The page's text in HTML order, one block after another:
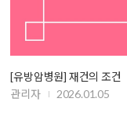
[유방암병원] 재건의 조건
관리자
2026.01.05